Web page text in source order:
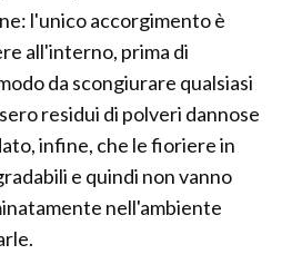
l'unico accorgimento è
all'interno, prima di
da scongiurare qualsiasi
residui di polveri dannose
infine, che le fioriere in
e quindi non vanno
nell'ambiente